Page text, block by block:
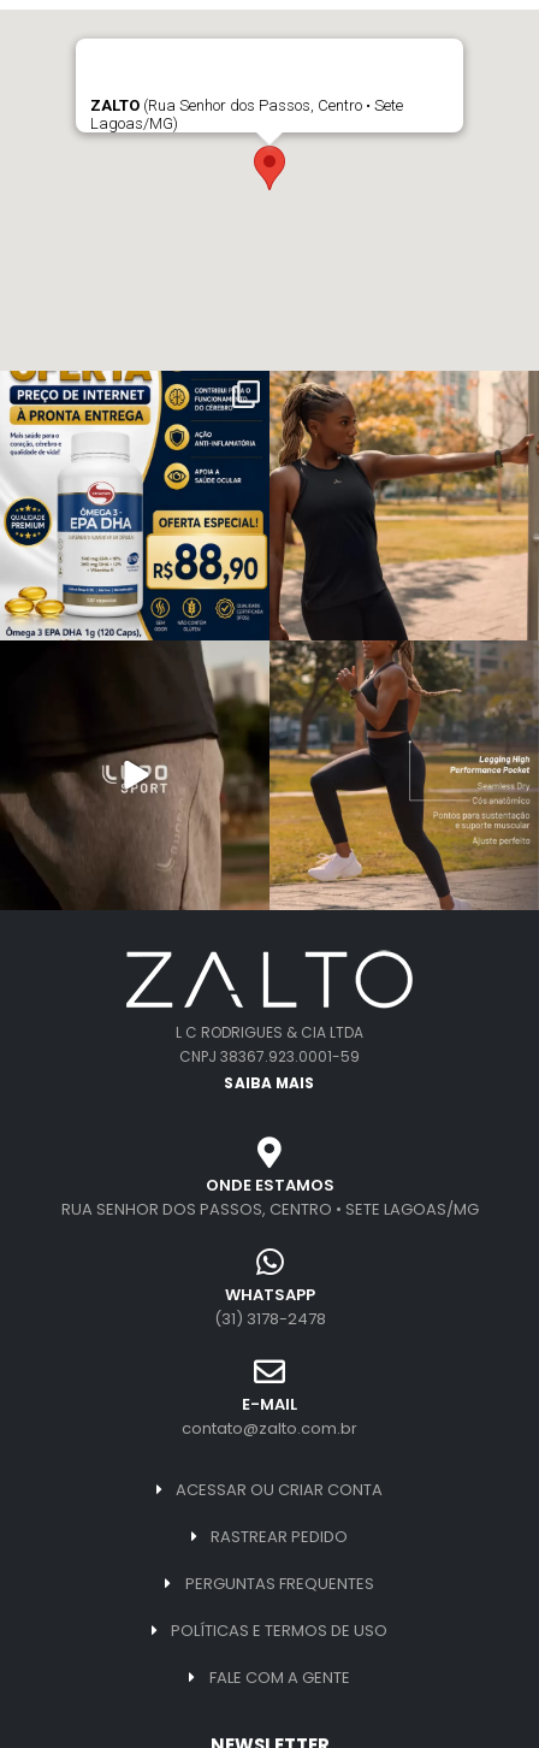
ZALTO (Rua Senhor dos Passos, Centro • Sete
Lagoas/MG)
L C RODRIGUES & CIA LTDA
CNPJ 38367.923.0001-59
SAIBA MAIS
ONDE ESTAMOS
RUA SENHOR DOS PASSOS, CENTRO • SETE LAGOAS/MG
WHATSAPP
(31) 3178-2478
E-MAIL
contato@zalto.com.br
ACESSAR OU CRIAR CONTA
RASTREAR PEDIDO
PERGUNTAS FREQUENTES
POLÍTICAS E TERMOS DE USO
FALE COM A GENTE